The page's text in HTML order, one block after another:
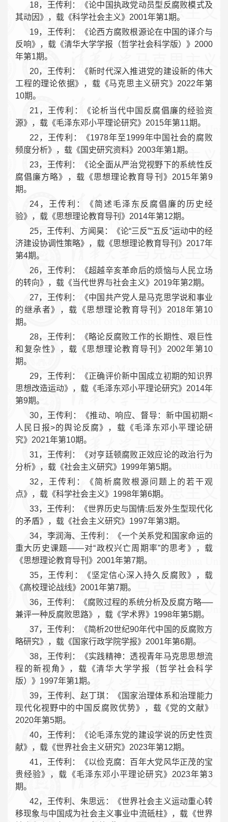
18，王传利：《论中国执政党动员型反腐败模式及
其动因》，载《科学社会主义》2001年第1期。
19，王传利：《论西方腐败根源论在中国的译介与
反响》，载《清华大学学报（哲学社会科学版）》2000
年第1期。
20，王传利：《新时代深入推进党的建设新的伟大
工程的理论依据》，载《马克思主义研究》2022年第
10期。
21，王传利：《论析当代中国反腐倡廉的经验资
源》，载《毛泽东邓小平理论研究》2015年第11期。
22，王传利：《1978年至1999年中国社会的腐败
频度分析》，载《国史研究资料》2003年第1期。
23，王传利：《论全面从严治党视野下的系统性反
腐倡廉方略》，载《思想理论教育导刊》2015年第9
期。
24，王传利：《简述毛泽东反腐倡廉的历史经
验》，载《思想理论教育导刊》2014年第12期。
25，王传利、方闻昊：《论“三反”“五反”运动中的经
济建设协调性策略》，载《思想理论教育导刊》2017年
第4期。
26，王传利：《超越辛亥革命后的烦恼与人民立场
的转向》，载《当代世界与社会主义》2019年第2期。
27，王传利：《中国共产党人是马克思学说和事业
的继承者》，载《思想理论教育导刊》2018年第10
期。
28，王传利：《略论反腐败工作的长期性、艰巨性
和复杂性》，载《思想理论教育导刊》2002年第10
期。
29，王传利：《正确评价新中国成立初期的知识界
思想改造运动》，载《毛泽东邓小平理论研究》2014年
第9期。
30，王传利：《推动、响应、督导：新中国初期<
人民日报>的舆论反腐》，载《毛泽东邓小平理论研
究》2021年第10期。
31，王传利：《对亨廷顿腐败正效应论的政治行为
分析》，载《社会主义研究》1999年第5期。
32，王传利：《简析腐败根源问题上的若干观
点》，载《科学社会主义》1998年第6期。
33，王传利：《世界历史与国情:后发外生型现代化
的矛盾》，载《社会主义研究》1997年第3期。
34，李润海、王传利：《一个关系党和国家命运的
重大历史课题——对“政权兴亡周期率”的思考》，载
《思想理论教育导刊》2001年第7期。
35，王传利：《坚定信心深入持久反腐败》，载
《高校理论战线》2001年第7期。
36，王传利：《腐败过程的系统分析及反腐方略──
兼评一种反腐败思路》，载《学术界》1998年第5期。
37，王传利：《简析20世纪90年代中国的反腐败方
略研究》，载《国家行政学院学报》2001年第6期。
38，王传利：《实践精神：透视青年马克思思想流
程的新视角》，载《清华大学学报（哲学社会科学
版）》1997年第1期。
39，王传利、赵丁琪：《国家治理体系和治理能力
现代化视野中的中国反腐败优势》，载《党的文献》
2020年第5期。
40，王传利：《论毛泽东党的建设学说的历史性贡
献》，载《世界社会主义研究》2023年第12期。
41，王传利：《以俭克腐：百年大党风华正茂的宝
贵经验》，载《毛泽东邓小平理论研究》2023年第3
期。
42，王传利、朱思远：《世界社会主义运动重心转
移现象与中国成为社会主义事业中流砥柱》，载《世界